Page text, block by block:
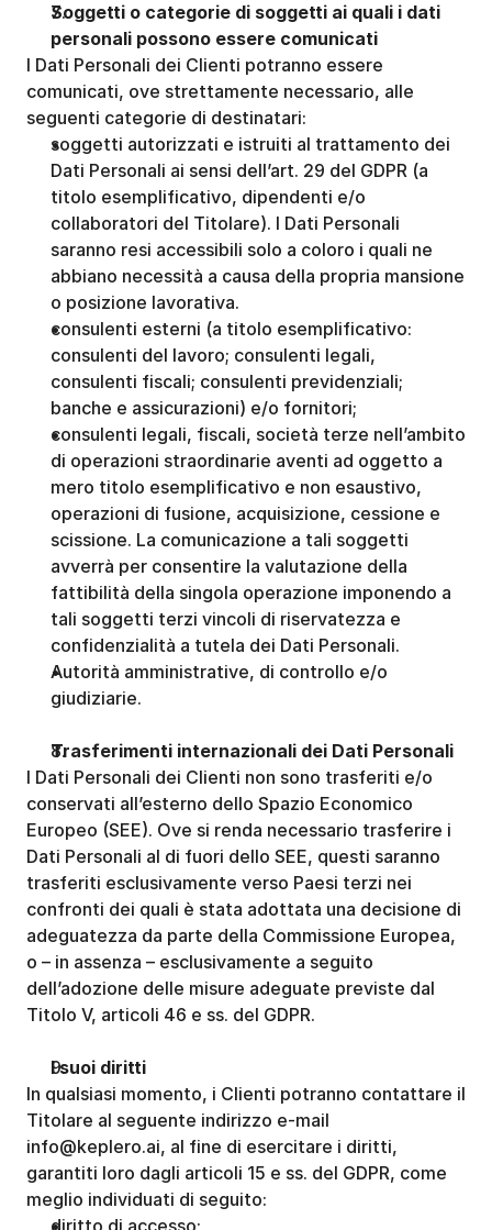
Soggetti o categorie di soggetti ai quali i dati
personali possono essere comunicati
I Dati Personali dei Clienti potranno essere
comunicati, ove strettamente necessario, alle
seguenti categorie di destinatari:
soggetti autorizzati e istruiti al trattamento dei
Dati Personali ai sensi dell’art. 29 del GDPR (a
titolo esemplificativo, dipendenti e/o
collaboratori del Titolare). I Dati Personali
saranno resi accessibili solo a coloro i quali ne
abbiano necessità a causa della propria mansione
o posizione lavorativa.
consulenti esterni (a titolo esemplificativo:
consulenti del lavoro; consulenti legali,
consulenti fiscali; consulenti previdenziali;
banche e assicurazioni) e/o fornitori;
consulenti legali, fiscali, società terze nell’ambito
di operazioni straordinarie aventi ad oggetto a
mero titolo esemplificativo e non esaustivo,
operazioni di fusione, acquisizione, cessione e
scissione. La comunicazione a tali soggetti
avverrà per consentire la valutazione della
fattibilità della singola operazione imponendo a
tali soggetti terzi vincoli di riservatezza e
confidenzialità a tutela dei Dati Personali.
Autorità amministrative, di controllo e/o
giudiziarie.
Trasferimenti internazionali dei Dati Personali
I Dati Personali dei Clienti non sono trasferiti e/o
conservati all’esterno dello Spazio Economico
Europeo (SEE). Ove si renda necessario trasferire i
Dati Personali al di fuori dello SEE, questi saranno
trasferiti esclusivamente verso Paesi terzi nei
confronti dei quali è stata adottata una decisione di
adeguatezza da parte della Commissione Europea,
o – in assenza – esclusivamente a seguito
dell’adozione delle misure adeguate previste dal
Titolo V, articoli 46 e ss. del GDPR.
I suoi diritti
In qualsiasi momento, i Clienti potranno contattare il
Titolare al seguente indirizzo e-mail
info@keplero.ai, al fine di esercitare i diritti,
garantiti loro dagli articoli 15 e ss. del GDPR, come
meglio individuati di seguito:
diritto di accesso;